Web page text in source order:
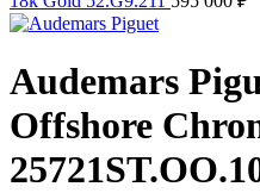
Audemars
Offshore